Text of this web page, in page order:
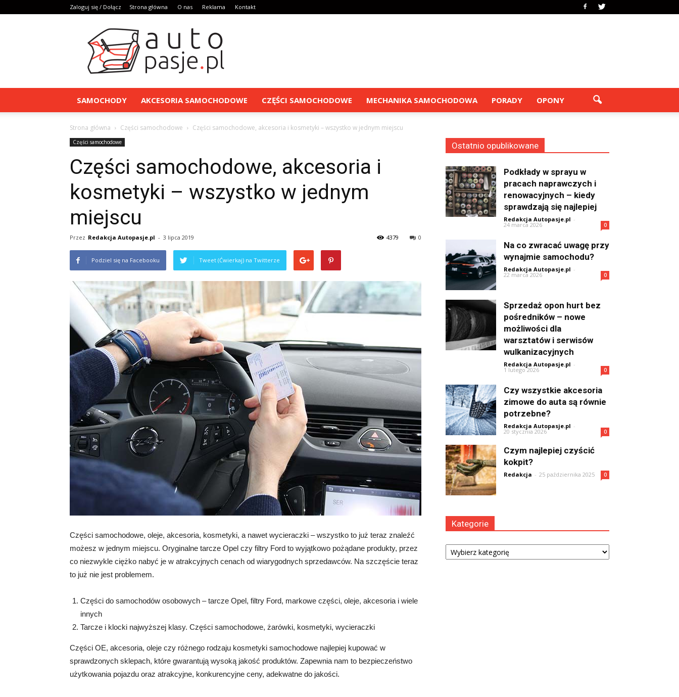
Zaloguj się / Dołącz Strona główna O nas Reklama Kontakt
AutoPasje.pl
SAMOCHODY AKCESORIA SAMOCHODOWE CZĘŚCI SAMOCHODOWE MECHANIKA SAMOCHODOWA PORADY OPONY
Strona główna Części samochodowe Części samochodowe, akcesoria i kosmetyki – wszystko w jednym miejscu
Części samochodowe
Części samochodowe, akcesoria i
kosmetyki – wszystko w jednym
miejscu
Przez Redakcja Autopasje.pl - 3 lipca 2019 0
4379
Podziel się na Facebooku Tweet (Ćwierkaj) na Twitterze
Części samochodowe, oleje, akcesoria, kosmetyki, a nawet wycieraczki – wszystko to już teraz znaleźć
możesz w jednym miejscu. Oryginalne tarcze Opel czy filtry Ford to wyjątkowo pożądane produkty, przez
co niezwykle ciężko nabyć je w atrakcyjnych cenach od wiarygodnych sprzedawców. Na szczęście teraz
to już nie jest problemem.
Części do samochodów osobowych – tarcze Opel, filtry Ford, markowe części, oleje, akcesoria i wiele
innych
Tarcze i klocki najwyższej klasy. Części samochodowe, żarówki, kosmetyki, wycieraczki
Części OE, akcesoria, oleje czy różnego rodzaju kosmetyki samochodowe najlepiej kupować w
sprawdzonych sklepach, które gwarantują wysoką jakość produktów. Zapewnia nam to bezpieczeństwo
użytkowania pojazdu oraz atrakcyjne, konkurencyjne ceny, adekwatne do jakości.
Ostatnio opublikowane
Podkłady w sprayu w
pracach naprawczych i
renowacyjnych – kiedy
sprawdzają się najlepiej
Redakcja Autopasje.pl -
24 marca 2026 0
Na co zwracać uwagę przy
wynajmie samochodu?
Redakcja Autopasje.pl -
22 marca 2026 0
Sprzedaż opon hurt bez
pośredników – nowe
możliwości dla
warsztatów i serwisów
wulkanizacyjnych
Redakcja Autopasje.pl -
1 lutego 2026 0
Czy wszystkie akcesoria
zimowe do auta są równie
potrzebne?
Redakcja Autopasje.pl -
20 stycznia 2026 0
Czym najlepiej czyścić
kokpit?
Redakcja - 25 października 2025 0
Kategorie
Kategorie